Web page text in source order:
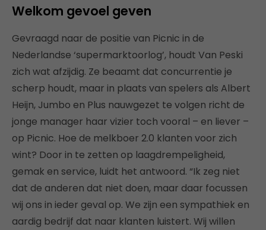
Welkom gevoel geven
Gevraagd naar de positie van Picnic in de
Nederlandse ‘supermarktoorlog’, houdt Van Peski
zich wat afzijdig. Ze beaamt dat concurrentie je
scherp houdt, maar in plaats van spelers als Albert
Heijn, Jumbo en Plus nauwgezet te volgen richt de
jonge manager haar vizier toch vooral – en liever –
op Picnic. Hoe de melkboer 2.0 klanten voor zich
wint? Door in te zetten op laagdrempeligheid,
gemak en service, luidt het antwoord. “Ik zeg niet
dat de anderen dat niet doen, maar daar focussen
wij ons in ieder geval op. We zijn een sympathiek en
aardig bedrijf dat naar klanten luistert. Wij willen